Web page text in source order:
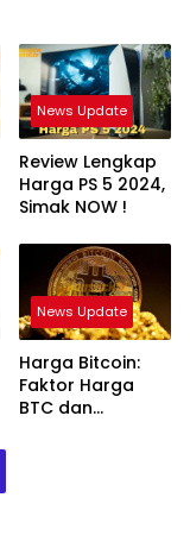
News Update
Review Lengkap
Harga PS 5 2024,
Simak NOW !
News Update
Harga Bitcoin:
Faktor Harga
BTC dan